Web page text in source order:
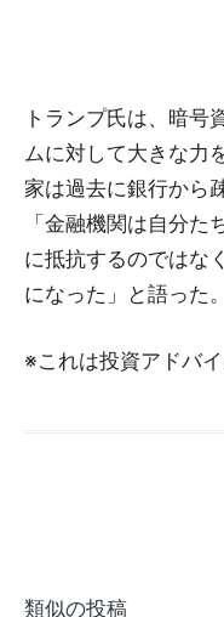
トランプ氏は、暗号
ムに対して大きな力
家は過去に銀行から
「金融機関は自分
に抵抗するのではな
になった」と語った。
※これは投資アドバ
類似の投稿